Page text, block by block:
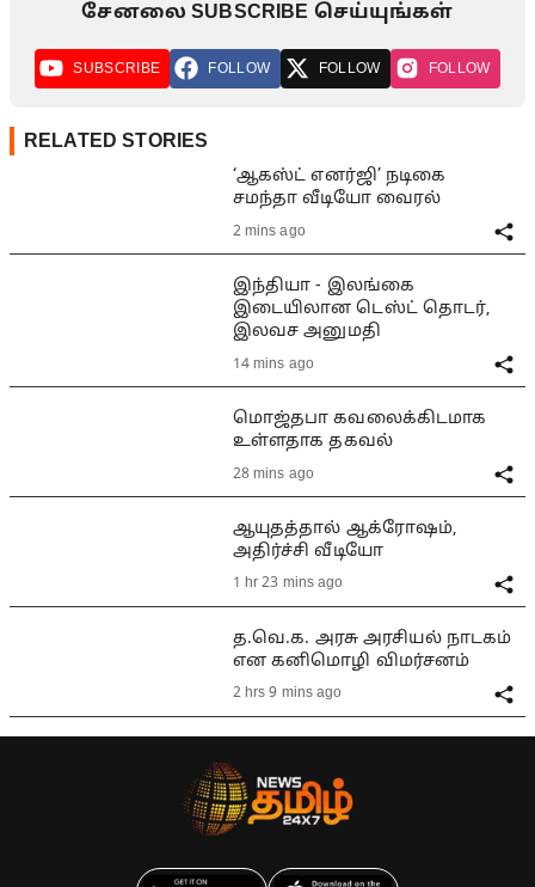
சேனலை SUBSCRIBE செய்யுங்கள்
SUBSCRIBE FOLLOW FOLLOW FOLLOW
RELATED STORIES
‘ஆகஸ்ட் எனர்ஜி’ நடிகை
சமந்தா வீடியோ வைரல்
2 mins ago
இந்தியா - இலங்கை
இடையிலான டெஸ்ட் தொடர்,
இலவச அனுமதி
14 mins ago
மொஜ்தபா கவலைக்கிடமாக
உள்ளதாக தகவல்
28 mins ago
ஆயுதத்தால் ஆக்ரோஷம்,
அதிர்ச்சி வீடியோ
1 hr 23 mins ago
த.வெ.க. அரசு அரசியல் நாடகம்
என கனிமொழி விமர்சனம்
2 hrs 9 mins ago